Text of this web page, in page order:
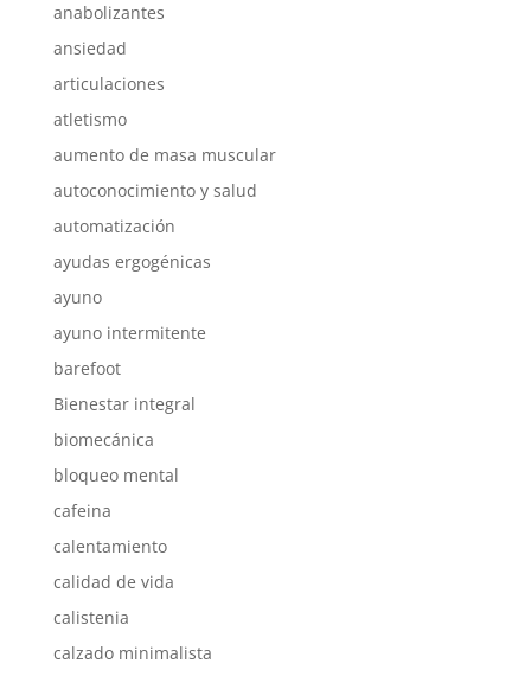
anabolizantes
ansiedad
articulaciones
atletismo
aumento de masa muscular
autoconocimiento y salud
automatización
ayudas ergogénicas
ayuno
ayuno intermitente
barefoot
Bienestar integral
biomecánica
bloqueo mental
cafeina
calentamiento
calidad de vida
calistenia
calzado minimalista